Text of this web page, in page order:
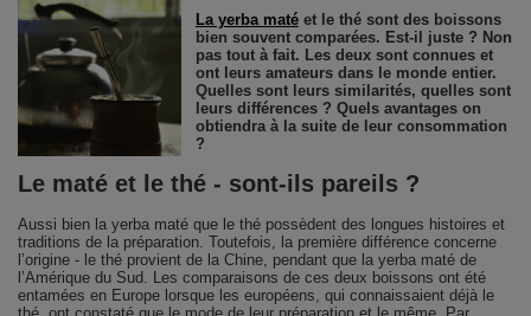
La yerba matéet le thé sont des boissons
bien souvent comparées. Est-il juste ? Non
pas tout à fait. Les deux sont connues et
ont leurs amateurs dans le monde entier.
Quelles sont leurs similarités, quelles sont
leurs différences ? Quels avantages on
obtiendra à la suite de leur consommation
?
Le maté et le thé - sont-ils pareils ?
Aussi bien la yerba maté que le thé possèdent des longues histoires et
traditions de la préparation. Toutefois, la première différence concerne
l’origine - le thé provient de la Chine, pendant que la yerba maté de
l’Amérique du Sud. Les comparaisons de ces deux boissons ont été
entamées en Europe lorsque les européens, qui connaissaient déjà le